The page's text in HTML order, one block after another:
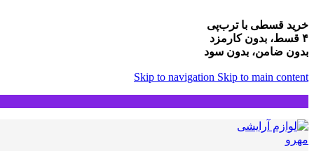
خرید قسطی با ترب‌پی
۴ قسط، بدون کارمزد
بدون ضامن، بدون سود
Skip to navigation Skip to main content